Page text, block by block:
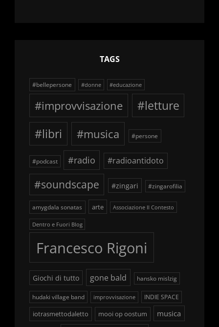
TAGS
#bellepersone #donne #educazione
#improvvisazione
#letture
#libri
#musica #persone
#podcast #radio #radioantidoto
#soundscape #zingari #zingarofilia
amygdala sonatas arte Associazione Il Contesto
Dentro e Fuori Blog
Francesco Rigoni
Giochi di tutto gone bald hansko mislzig
hudaki village band improvvisazione INDIE SPACE
iotrasmettodaletto mooi op oostum musica